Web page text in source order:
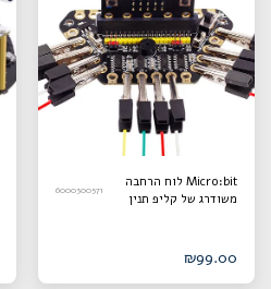
Micro:bit לוח הרחבה
משודרג של קליפ תנין
6000300571
₪99.00